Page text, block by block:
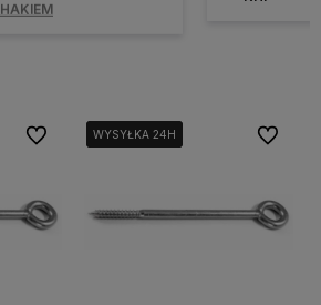
HAKIEM
Do ulubionychWYSYŁKA 24H
WYSYŁKA 24H
WYSYŁKA 24H Do